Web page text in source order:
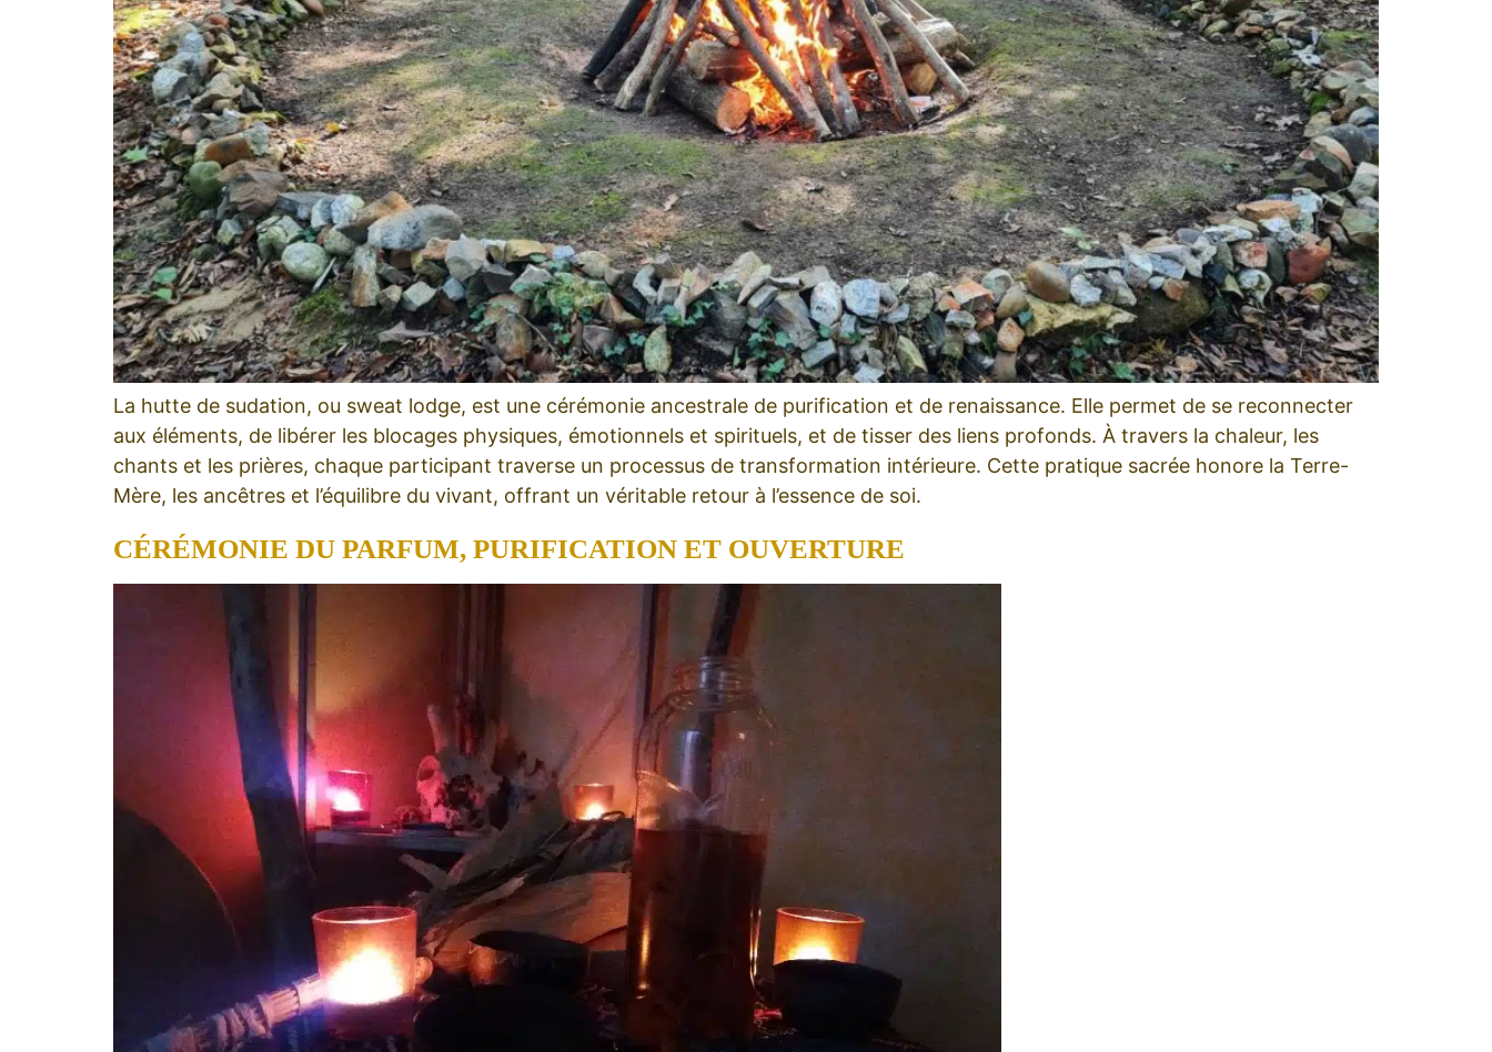
La hutte de sudation, ou sweat lodge, est une cérémonie ancestrale de purification et de renaissance. Elle permet de se reconnecter
aux éléments, de libérer les blocages physiques, émotionnels et spirituels, et de tisser des liens profonds. À travers la chaleur, les
chants et les prières, chaque participant traverse un processus de transformation intérieure. Cette pratique sacrée honore la Terre-
Mère, les ancêtres et l’équilibre du vivant, offrant un véritable retour à l’essence de soi.
CÉRÉMONIE DU PARFUM, PURIFICATION ET OUVERTURE